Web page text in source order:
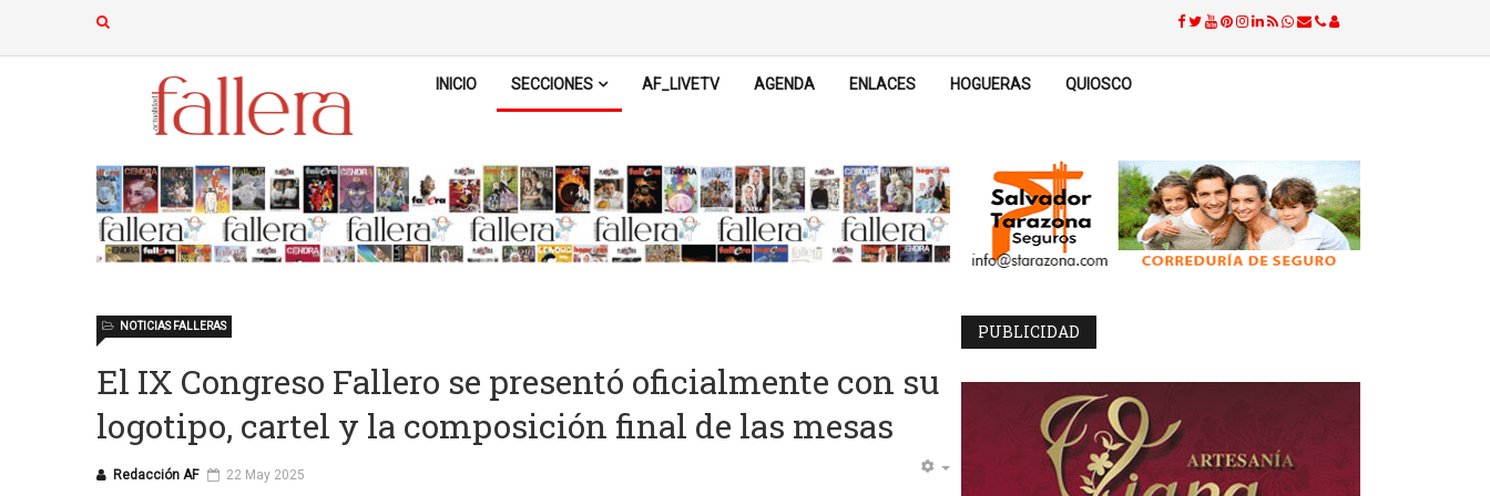
INICIO SECCIONES AF_LIVETV AGENDA ENLACES HOGUERAS QUIOSCO
El IX Congreso Fallero se presentó oficialmente con su
logotipo, cartel y la composición final de las mesas
Redacción AF
NOTICIAS FALLERAS
22 May 2025
PUBLICIDAD